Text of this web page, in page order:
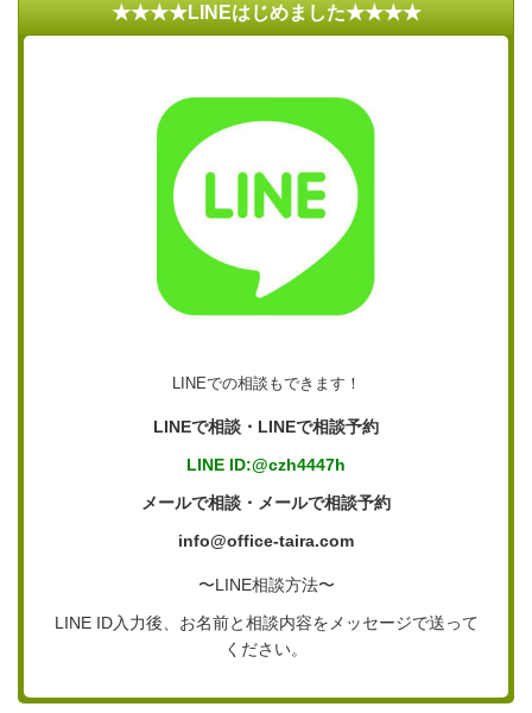
★★★★LINEはじめました★★★★
LINEでの相談もできます！
LINEで相談・LINEで相談予約
LINE ID:@czh4447h
メールで相談・メールで相談予約
info@office-taira.com
〜LINE相談方法〜
LINE ID入力後、お名前と相談内容をメッセージで送って
ください。